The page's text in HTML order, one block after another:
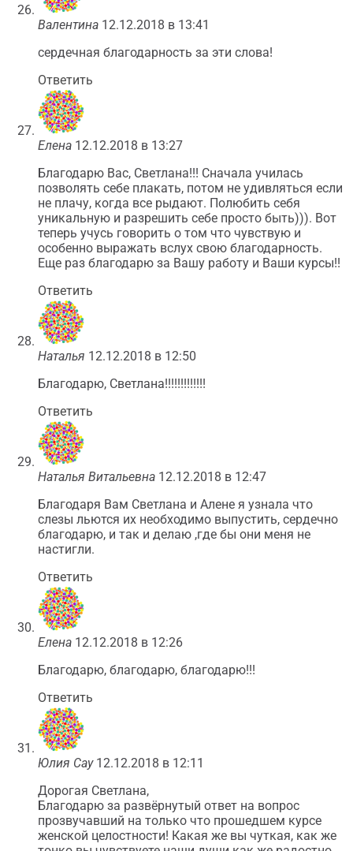
Валентина 12.12.2018 в 13:41
сердечная благодарность за эти слова!
Ответить
Елена 12.12.2018 в 13:27
Благодарю Вас, Светлана!!! Сначала училась
позволять себе плакать, потом не удивляться если
не плачу, когда все рыдают. Полюбить себя
уникальную и разрешить себе просто быть))). Вот
теперь учусь говорить о том что чувствую и
особенно выражать вслух свою благодарность.
Еще раз благодарю за Вашу работу и Ваши курсы!!
Ответить
Наталья 12.12.2018 в 12:50
Благодарю, Светлана!!!!!!!!!!!!!
Ответить
Наталья Витальевна 12.12.2018 в 12:47
Благодаря Вам Светлана и Алене я узнала что
слезы льются их необходимо выпустить, сердечно
благодарю, и так и делаю ,где бы они меня не
настигли.
Ответить
Елена 12.12.2018 в 12:26
Благодарю, благодарю, благодарю!!!
Ответить
Юлия Сау 12.12.2018 в 12:11
Дорогая Светлана,
Благодарю за развёрнутый ответ на вопрос
прозвучавший на только что прошедшем курсе
женской целостности! Какая же вы чуткая, как же